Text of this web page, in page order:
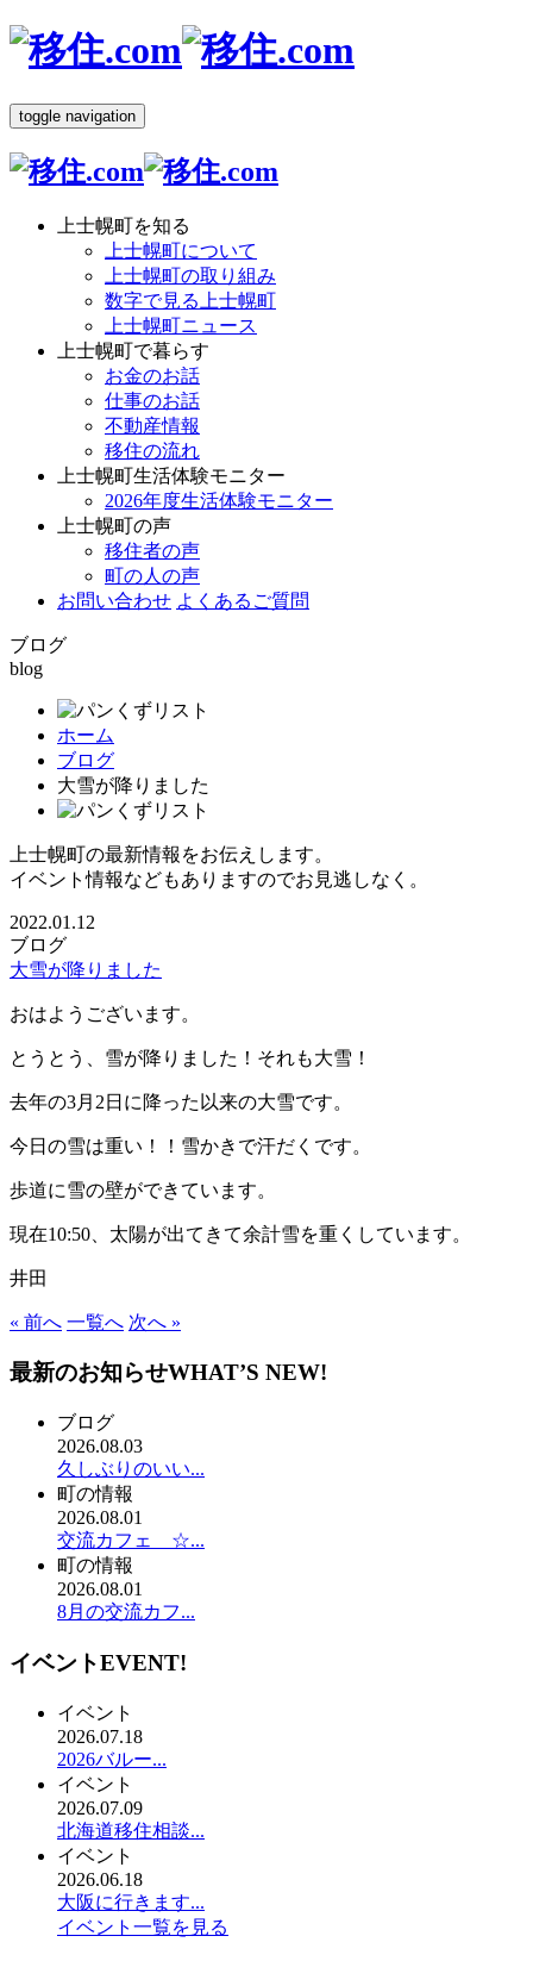
toggle navigation
上士幌町を知る
上士幌町について
上士幌町の取り組み
数字で見る上士幌町
上士幌町ニュース
上士幌町で暮らす
お金のお話
仕事のお話
不動産情報
移住の流れ
上士幌町生活体験モニター
2026年度生活体験モニター
上士幌町の声
移住者の声
町の人の声
お問い合わせ よくあるご質問
ブログ
blog
ホーム
ブログ
大雪が降りました
上士幌町の最新情報をお伝えします。
イベント情報などもありますのでお見逃しなく。
2022.01.12
ブログ
大雪が降りました
おはようございます。
とうとう、雪が降りました！それも大雪！
去年の3月2日に降った以来の大雪です。
今日の雪は重い！！雪かきで汗だくです。
歩道に雪の壁ができています。
現在10:50、太陽が出てきて余計雪を重くしています。
井田
« 前へ 一覧へ 次へ »
最新のお知らせWHAT’S NEW!
ブログ
2026.08.03
久しぶりのいい...
町の情報
2026.08.01
交流カフェ ☆...
町の情報
2026.08.01
8月の交流カフ...
イベントEVENT!
イベント
2026.07.18
2026バルー...
イベント
2026.07.09
北海道移住相談...
イベント
2026.06.18
大阪に行きます...
イベント一覧を見る